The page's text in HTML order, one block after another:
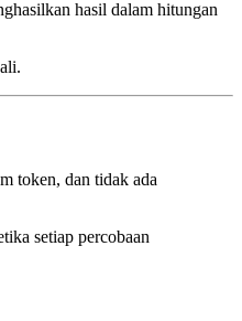
hasil dalam hitungan
token, dan tidak ada
setiap percobaan